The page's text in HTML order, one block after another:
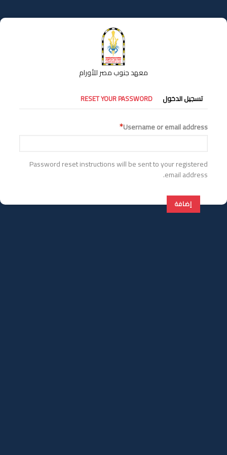
إلى
المحتوى
معهد جنوب مصر للأورام
التبويبات
الأساسية
تسجيل الدخول RESET YOUR PASSWORD
Username or email address
Password reset instructions will be sent to your registered
email address.